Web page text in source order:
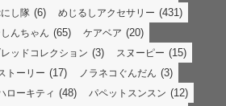
し隊 (6) めじるしアクセサリー (431)
んちゃん (65) ケアベア (20)
ッドコレクション (3) スヌーピー (15)
トーリー (17) ノラネコぐんだん (3)
ローキティ (48) パペットスンスン (12)